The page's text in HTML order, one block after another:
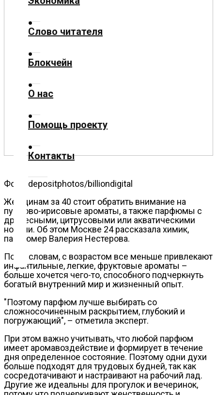
Экономика
Слово
Блокчейн
О
Помощь
проекту
Контакты
Слово читателя
Блокчейн
О нас
Помощь проекту
Контакты
Фото: depositphotos/billiondigital
Женщинам за 40 стоит обратить внимание на
пудрово-ирисовые ароматы, а также парфюмы с
древесными, цитрусовыми или акватическими
нотами. Об этом Москве 24 рассказала химик,
парфюмер Валерия Нестерова.
По ее словам, с возрастом все меньше привлекают
инфантильные, легкие, фруктовые ароматы –
больше хочется чего-то, способного подчеркнуть
богатый внутренний мир и жизненный опыт.
"Поэтому парфюм лучше выбирать со
сложносочиненным раскрытием, глубокий и
погружающий", – отметила эксперт.
При этом важно учитывать, что любой парфюм
имеет аромавоздействие и формирует в течение
дня определенное состояние. Поэтому одни духи
больше подходят для трудовых будней, так как
сосредотачивают и настраивают на рабочий лад.
Другие же идеальны для прогулок и вечеринок,